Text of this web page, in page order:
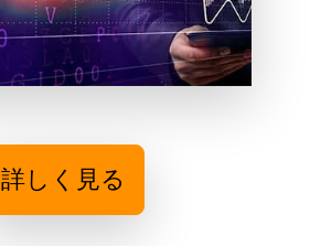
詳しく見る